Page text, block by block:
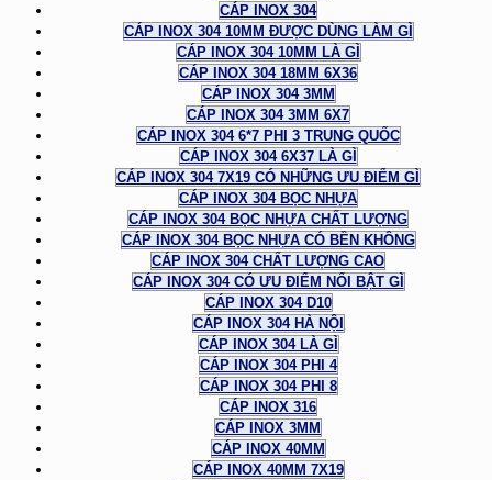
CÁP INOX 304
CÁP INOX 304 10MM ĐƯỢC DÙNG LÀM GÌ
CÁP INOX 304 10MM LÀ GÌ
CÁP INOX 304 18MM 6X36
CÁP INOX 304 3MM
CÁP INOX 304 3MM 6X7
CÁP INOX 304 6*7 PHI 3 TRUNG QUỐC
CÁP INOX 304 6X37 LÀ GÌ
CÁP INOX 304 7X19 CÓ NHỮNG ƯU ĐIỂM GÌ
CÁP INOX 304 BỌC NHỰA
CÁP INOX 304 BỌC NHỰA CHẤT LƯỢNG
CÁP INOX 304 BỌC NHỰA CÓ BỀN KHÔNG
CÁP INOX 304 CHẤT LƯỢNG CAO
CÁP INOX 304 CÓ ƯU ĐIỂM NỔI BẬT GÌ
CÁP INOX 304 D10
CÁP INOX 304 HÀ NỘI
CÁP INOX 304 LÀ GÌ
CÁP INOX 304 PHI 4
CÁP INOX 304 PHI 8
CÁP INOX 316
CÁP INOX 3MM
CÁP INOX 40MM
CÁP INOX 40MM 7X19